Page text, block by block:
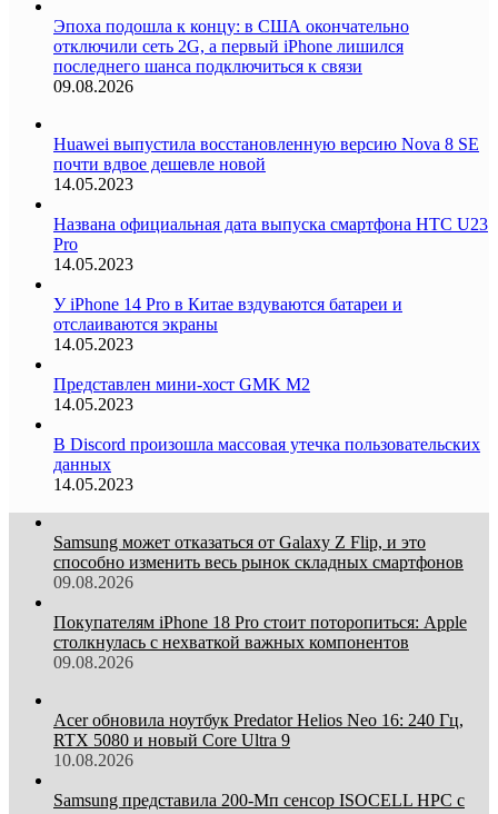
Эпоха подошла к концу: в США окончательно
отключили сеть 2G, а первый iPhone лишился
последнего шанса подключиться к связи
09.08.2026
Huawei выпустила восстановленную версию Nova 8 SE
почти вдвое дешевле новой
14.05.2023
Названа официальная дата выпуска смартфона HTC U23
Pro
14.05.2023
У iPhone 14 Pro в Китае вздуваются батареи и
отслаиваются экраны
14.05.2023
Представлен мини-хост GMK M2
14.05.2023
В Discord произошла массовая утечка пользовательских
данных
14.05.2023
Samsung может отказаться от Galaxy Z Flip, и это
способно изменить весь рынок складных смартфонов
09.08.2026
Покупателям iPhone 18 Pro стоит поторопиться: Apple
столкнулась с нехваткой важных компонентов
09.08.2026
Acer обновила ноутбук Predator Helios Neo 16: 240 Гц,
RTX 5080 и новый Core Ultra 9
10.08.2026
Samsung представила 200-Мп сенсор ISOCELL HPC с